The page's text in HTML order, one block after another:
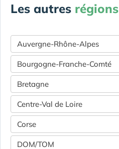
Les autres régions
Auvergne-Rhône-Alpes
Bourgogne-Franche-Comté
Bretagne
Centre-Val de Loire
Corse
DOM/TOM